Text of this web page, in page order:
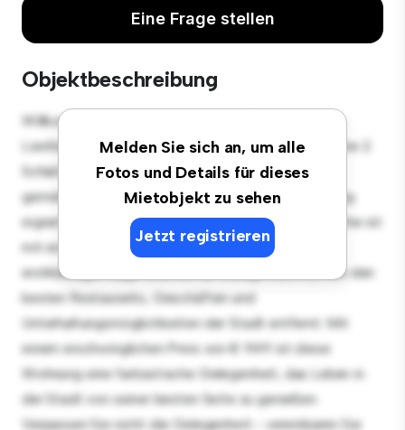
Eine Frage stellen
Objektbeschreibung
Melden Sie sich an, um alle
Fotos und Details für dieses
Mietobjekt zu sehen
Jetzt registrieren
Willkommen in Ihrem neuen urbanen Rückzugsort in
Lienfeldergasse 36, Top 3, 1160 Wien! Diese moderne 2
Schlafzimmer-Wohnung bietet einen stilvollen und
gemütlichen Lebensraum. Die offene Raumaufteilung
eignet sich perfekt für Gäste, und die elegante Küche ist
mit erstklassigen Geräten ausgestattet. Dank der
erstklassigen Lage sind Sie nur wenige Schritte von den
besten Restaurants, Geschäften und
Unterhaltungsmöglichkeiten der Stadt entfernt. Mit
einem erschwinglichen Preis von € 949 ist diese
Wohnung eine fantastische Gelegenheit, das Leben in
der Stadt von seiner besten Seite zu genießen.
Verpassen Sie nicht die Gelegenheit - vereinbaren Sie